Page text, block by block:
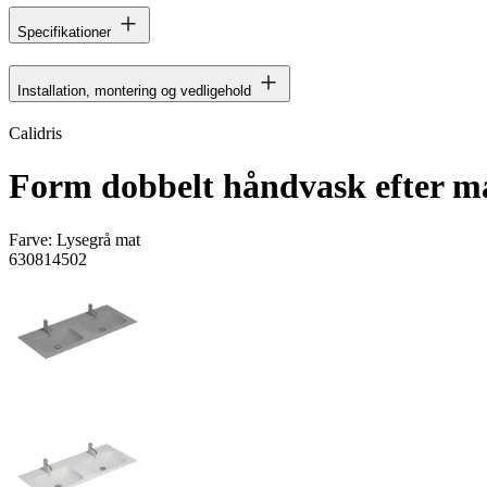
Specifikationer
Installation, montering og vedligehold
Calidris
Form dobbelt håndvask efter
Farve: Lysegrå mat
630814502